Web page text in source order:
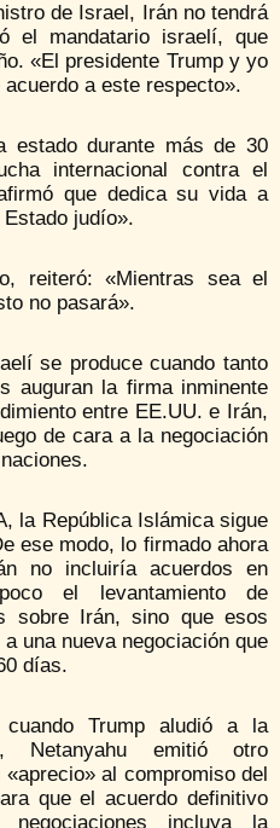
de Israel, Irán no tendrá
el mandatario israelí, que
«El presidente Trump y yo
a este respecto».
estado durante más de 30
internacional contra el
que dedica su vida a
judío».
reiteró: «Mientras sea el
no pasará».
se produce cuando tanto
auguran la firma inminente
entre EE.UU. e Irán,
de cara a la negociación
la República Islámica sigue
ese modo, lo firmado ahora
no incluiría acuerdos en
el levantamiento de
sobre Irán, sino que esos
una nueva negociación que
días.
Trump aludió a la
Netanyahu emitió otro
al compromiso del
que el acuerdo definitivo
incluya la